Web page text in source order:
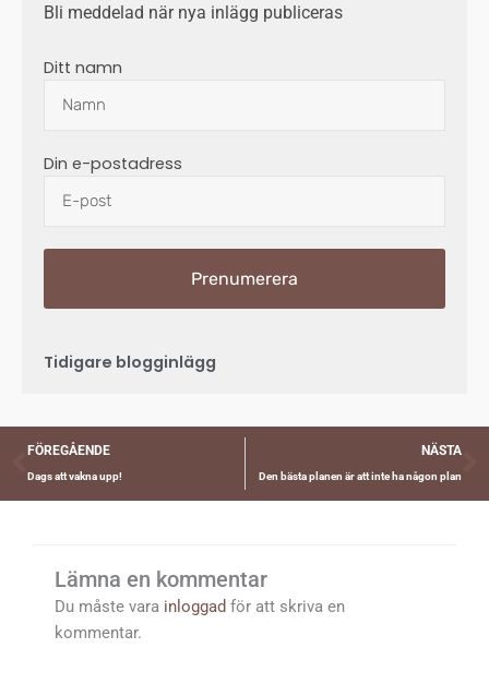
Bli meddelad när nya inlägg publiceras
Ditt namn
Din e-postadress
Prenumerera
Tidigare blogginlägg
Föregående
FÖREGÅENDE
Dags att vakna upp!
NÄSTA
Den bästa planen är att inte ha någon plan
Lämna en kommentar
Du måste vara inloggad för att skriva en
kommentar.